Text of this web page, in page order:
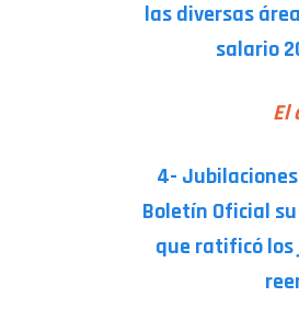
las diversas
salario
El
4-
Boletín Oficial
que ratificó los